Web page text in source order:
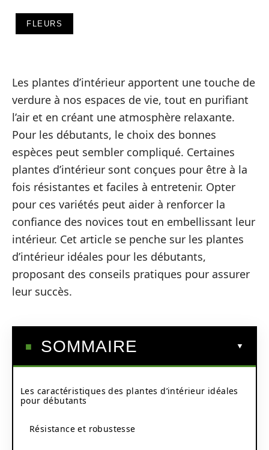
FLEURS
Les plantes d’intérieur apportent une touche de
verdure à nos espaces de vie, tout en purifiant
l’air et en créant une atmosphère relaxante.
Pour les débutants, le choix des bonnes
espèces peut sembler compliqué. Certaines
plantes d’intérieur sont conçues pour être à la
fois résistantes et faciles à entretenir. Opter
pour ces variétés peut aider à renforcer la
confiance des novices tout en embellissant leur
intérieur. Cet article se penche sur les plantes
d’intérieur idéales pour les débutants,
proposant des conseils pratiques pour assurer
leur succès.
SOMMAIRE
Les caractéristiques des plantes d’intérieur idéales
pour débutants
Résistance et robustesse